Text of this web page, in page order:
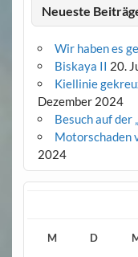
Neueste
Wir haben es
Biskaya II 20.
Kiellinie
Dezember 2024
Besuch auf der
Motorschaden
2024
M D